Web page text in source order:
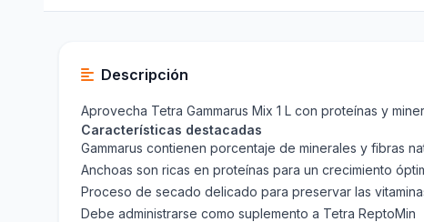
Descripción
Aprovecha Tetra Gammarus Mix 1 L con proteínas y
Características destacadas
Gammarus contienen porcentaje de minerales y fibras
Anchoas son ricas en proteínas para un crecimiento
Proceso de secado delicado para preservar las
Debe administrarse como suplemento a Tetra ReptoMin